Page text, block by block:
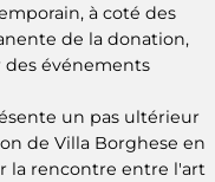
à coté des
de la donation,
des événements
un pas ultérieur
de Villa Borghese en
la rencontre entre l'art